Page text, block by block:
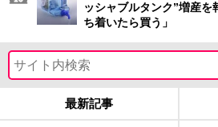
ッシャブルタンク”増産
ち着いたら買う」
最新記事